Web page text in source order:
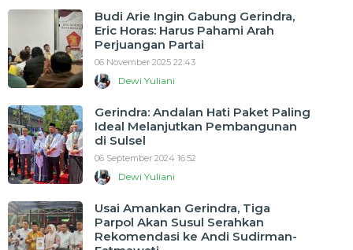
Budi Arie Ingin Gabung Gerindra,
Eric Horas: Harus Pahami Arah
Perjuangan Partai
06 November 2025 22:43
Dewi Yuliani
Gerindra: Andalan Hati Paket Paling
Ideal Melanjutkan Pembangunan
di Sulsel
06 September 2024 16:52
Dewi Yuliani
Usai Amankan Gerindra, Tiga
Parpol Akan Susul Serahkan
Rekomendasi ke Andi Sudirman-